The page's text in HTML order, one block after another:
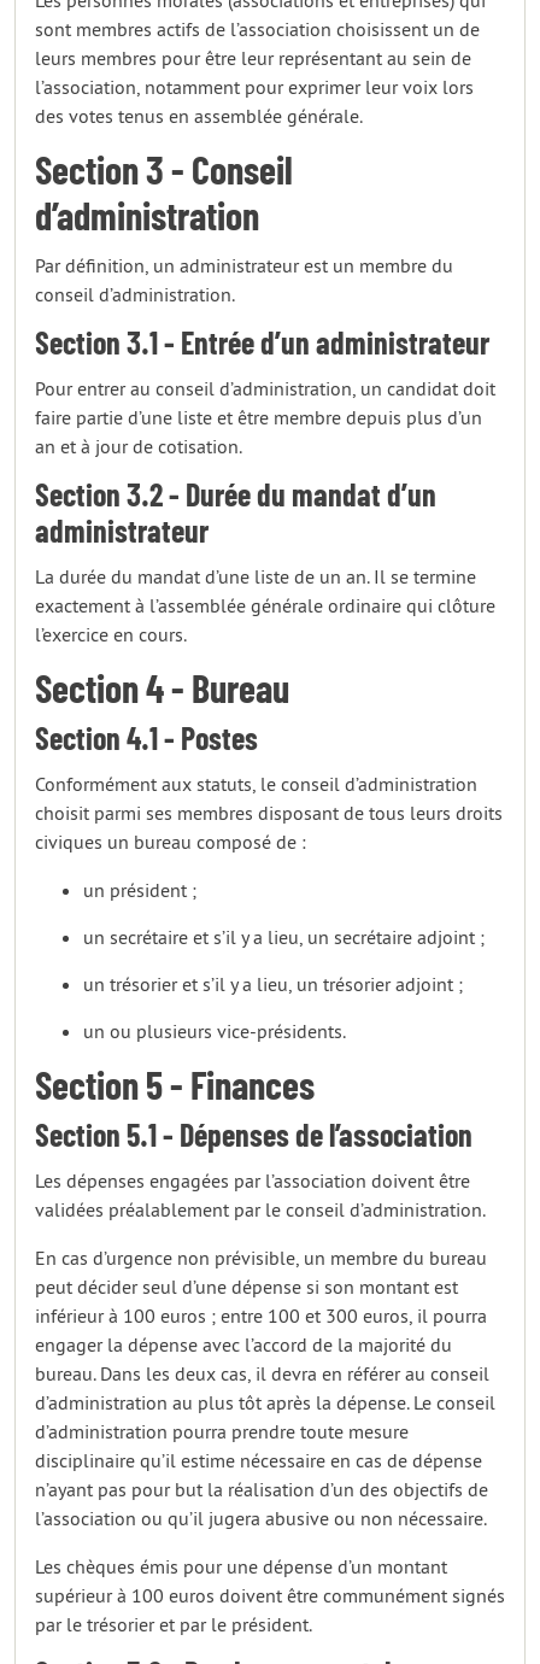
sont membres actifs de l’association choisissent un de
leurs membres pour être leur représentant au sein de
l’association, notamment pour exprimer leur voix lors
des votes tenus en assemblée générale.
Section 3 - Conseil
d’administration
Par définition, un administrateur est un membre du
conseil d’administration.
Section 3.1 - Entrée d’un administrateur
Pour entrer au conseil d’administration, un candidat doit
faire partie d’une liste et être membre depuis plus d’un
an et à jour de cotisation.
Section 3.2 - Durée du mandat d’un
administrateur
La durée du mandat d’une liste de un an. Il se termine
exactement à l’assemblée générale ordinaire qui clôture
l’exercice en cours.
Section 4 - Bureau
Section 4.1 - Postes
Conformément aux statuts, le conseil d’administration
choisit parmi ses membres disposant de tous leurs droits
civiques un bureau composé de :
un président ;
un secrétaire et s’il y a lieu, un secrétaire adjoint ;
un trésorier et s’il y a lieu, un trésorier adjoint ;
un ou plusieurs vice-présidents.
Section 5 - Finances
Section 5.1 - Dépenses de l’association
Les dépenses engagées par l’association doivent être
validées préalablement par le conseil d’administration.
En cas d’urgence non prévisible, un membre du bureau
peut décider seul d’une dépense si son montant est
inférieur à 100 euros ; entre 100 et 300 euros, il pourra
engager la dépense avec l’accord de la majorité du
bureau. Dans les deux cas, il devra en référer au conseil
d’administration au plus tôt après la dépense. Le conseil
d’administration pourra prendre toute mesure
disciplinaire qu’il estime nécessaire en cas de dépense
n’ayant pas pour but la réalisation d’un des objectifs de
l’association ou qu’il jugera abusive ou non nécessaire.
Les chèques émis pour une dépense d’un montant
supérieur à 100 euros doivent être communément signés
par le trésorier et par le président.